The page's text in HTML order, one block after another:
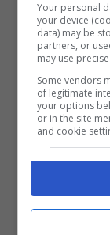
L’annuncio
social)
Il
una storia
condiviso
Your personal
your device
data) may be
partners, or
may use
Some vendors
of legitimate
your options
or in the site
and cookie